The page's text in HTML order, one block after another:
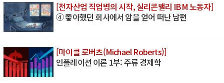
[전자산업 직업병의 시작, 실리콘밸리 IBM 노동자]
④ 좋아했던 회사에서 암을 얻어 떠난 남편
[마이클 로버츠(Michael Roberts)]
인플레이션 이론 1부: 주류 경제학